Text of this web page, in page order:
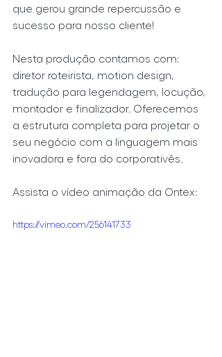
que gerou grande repercussão e
sucesso para nosso cliente!
Nesta produção contamos com:
diretor roteirista, motion design,
tradução para legendagem, locução,
montador e finalizador. Oferecemos
a estrutura completa para projetar o
seu negócio com a linguagem mais
inovadora e fora do corporativês.
Assista o vídeo animação da Ontex:
https://vimeo.com/256141733